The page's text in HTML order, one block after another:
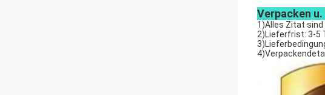
Verpacken
1)Alles Zitat sind
2)Lieferfrist: 3-5